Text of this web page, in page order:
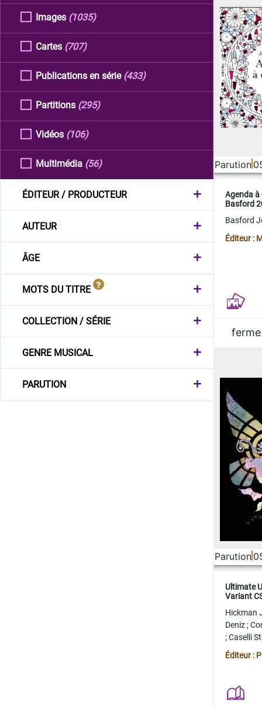
Images (1035)
Cartes (707)
Publications en série (433)
Partitions (295)
Vidéos (106)
Multimédia (56)
ÉDITEUR / PRODUCTEUR
AUTEUR
ÂGE
MOTS DU TITRE
COLLECTION / SÉRIE
GENRE MUSICAL
PARUTION
Parution
Agenda
Basford
Basford
Éditeur :
ferme
Parution
Ultimate
Variant
Hickman
Deniz;
;Caselli
Juan
Éditeur :